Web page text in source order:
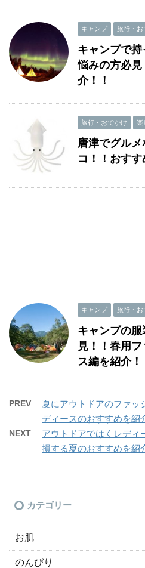
キャンプ 旅行・お
キャンプで
悩みの方必
介！！
旅行・おでかけ 楽
唐津でグル
コ！！おすす
キャンプ 旅行・お
キャンプの
見！！春用
ス編を紹介！
PREV
夏にアウトドアのファッ
ディースのおすすめを紹
NEXT
アウトドアではくレディ
損する夏のおすすめを紹
カテゴリー
お肌
のんびり